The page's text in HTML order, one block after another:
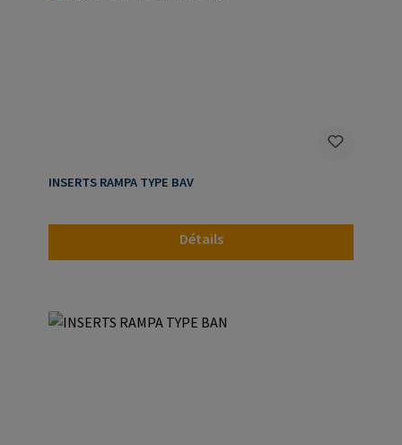
INSERTS RAMPA TYPE BAV
Détails